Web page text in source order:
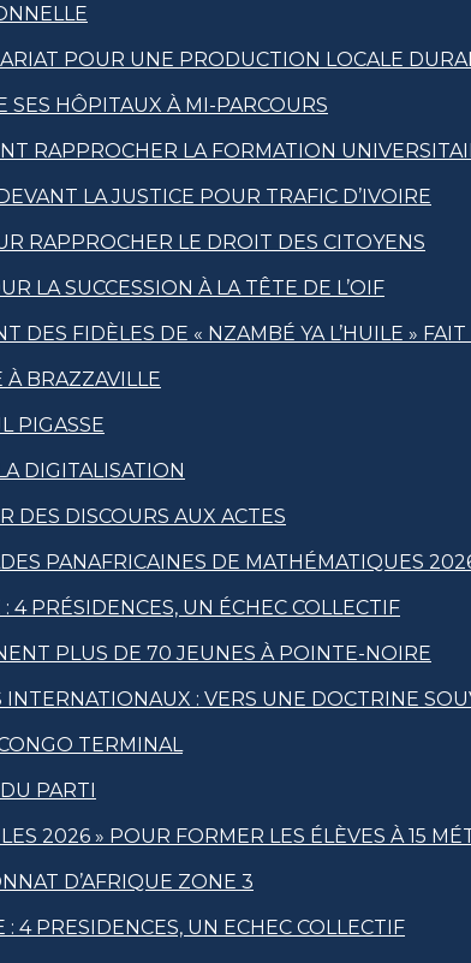
POUR UNE PRODUCTION LOCALE
SES HÔPITAUX À MI-PARCOURS
RAPPROCHER LA FORMATION
LA JUSTICE POUR TRAFIC D’IVOIRE
RAPPROCHER LE DROIT DES CITOYENS
LA SUCCESSION À LA TÊTE DE L’OIF
FIDÈLES DE « NZAMBÉ YA L’HUILE »
À BRAZZAVILLE
PIGASSE
DIGITALISATION
DES DISCOURS AUX ACTES
PANAFRICAINES DE MATHÉMATIQUES
4 PRÉSIDENCES, UN ÉCHEC COLLECTIF
PLUS DE 70 JEUNES À POINTE-NOIRE
: VERS UNE DOCTRINE
TERMINAL
PARTI
2026 » POUR FORMER LES ÉLÈVES À 15
D’AFRIQUE ZONE 3
4 PRESIDENCES, UN ECHEC COLLECTIF